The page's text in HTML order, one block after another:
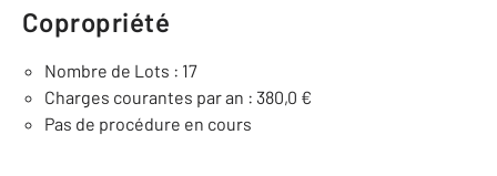
Copropriété
Nombre de Lots : 17
Charges courantes par an : 380,0 €
Pas de procédure en cours